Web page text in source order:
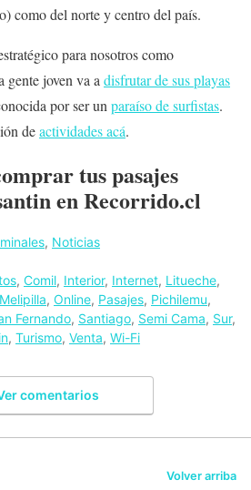
como del norte y centro del país.
para nosotros como
gente joven va adisfrutar de sus playas
por ser unparaíso de surfistas.
deactividades acá.
tus pasajes
en Recorrido.cl
, Noticias
, Comil, Interior, Internet, Litueche,
Melipilla, Online, Pasajes, Pichilemu,
Fernando, Santiago, Semi Cama, Sur,
, Turismo, Venta, Wi-Fi
comentarios
Volver arriba